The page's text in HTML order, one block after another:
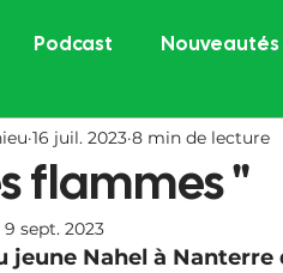
Podcast Nouveautés
économie Tout est
Portraits de
flammes "
16 juil. 2023 8 min de lecture
9 sept. 2023
jeune Nahel à